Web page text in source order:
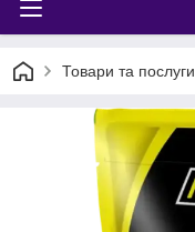
Товари та послуги